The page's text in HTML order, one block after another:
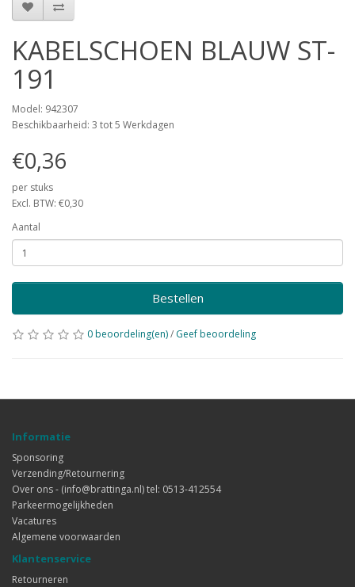
KABELSCHOEN BLAUW ST-
191
Model: 942307
Beschikbaarheid: 3 tot 5 Werkdagen
€0,36
per stuks
Excl. BTW: €0,30
Aantal
Bestellen
0 beoordeling(en)/ Geef beoordeling
Informatie
Sponsoring
Verzending/Retournering
Over ons - (info@brattinga.nl) tel: 0513-412554
Parkeermogelijkheden
Vacatures
Algemene voorwaarden
Klantenservice
Retourneren